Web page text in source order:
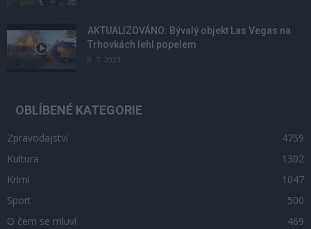
AKTUALIZOVÁNO: Bývalý objekt Las Vegas na
Trhovkách lehl popelem
8. 7. 2023
OBLÍBENÉ KATEGORIE
Zpravodajství
4759
Kultura
1302
Krimi
1047
Sport
500
O čem se mluví
469